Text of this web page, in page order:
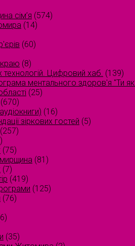
сім’я (574)
(14)
(60)
(8)
технологій. Цифровий хаб. (139)
ментального здоров'я "Ти
(25)
(670)
(16)
зіркових гостей (5)
(257)
(75)
(81)
(7)
(419)
(125)
(76)
(35)